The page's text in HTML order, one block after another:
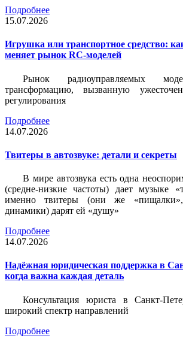
Подробнее
15.07.2026
Игрушка или транспортное средство:
меняет рынок RC-моделей
Рынок радиоуправляемых
трансформацию, вызванную
регулирования
Подробнее
14.07.2026
Твитеры в автозвуке: детали и секреты
В мире автозвука есть одна
(средне-низкие частоты) дает музыке
именно твитеры (они же «пищалки»,
динамики) дарят ей «душу»
Подробнее
14.07.2026
Надёжная юридическая поддержка в
когда важна каждая деталь
Консультация юриста в Санкт-
широкий спектр направлений
Подробнее